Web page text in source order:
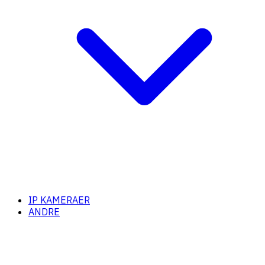
IP KAMERAER
ANDRE